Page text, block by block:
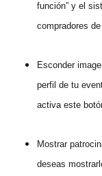
función” y el
compradores
Esconder
perfil de tu
activa este
Mostrar
deseas